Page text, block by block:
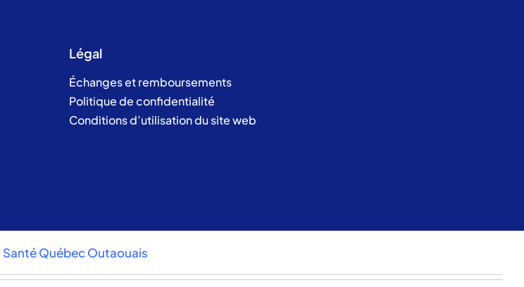
Légal
Échanges et remboursements
Politique de confidentialité
Conditions d’utilisation du site web
Santé Québec Outaouais